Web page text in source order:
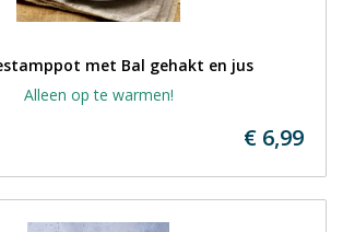
met Bal gehakt en jus
Alleen op te warmen!
€ 6,99